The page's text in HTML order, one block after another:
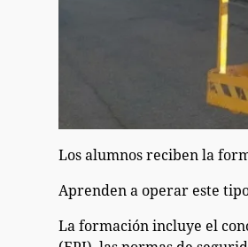
Los alumnos reciben la
Aprenden a operar este
La formación incluye el